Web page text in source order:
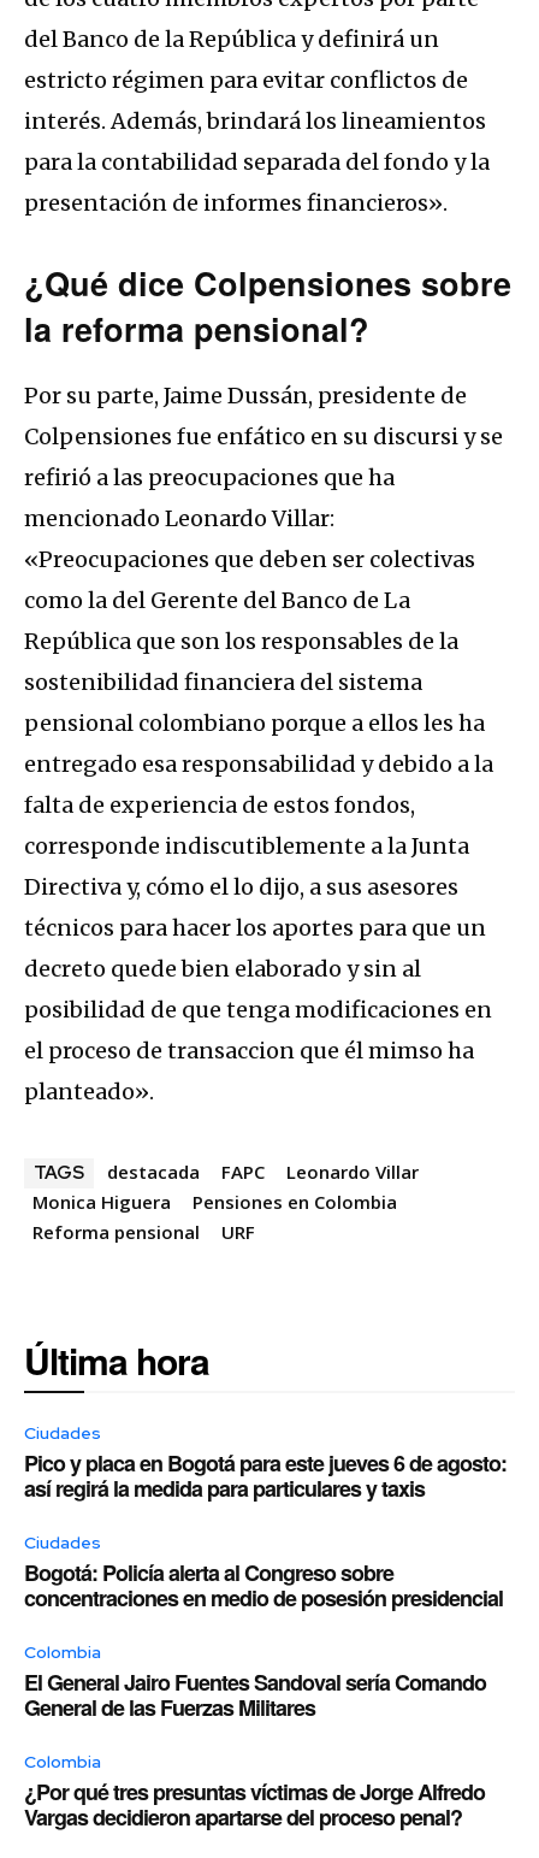
del Banco de la República y definirá un
estricto régimen para evitar conflictos de
interés. Además, brindará los lineamientos
para la contabilidad separada del fondo y la
presentación de informes financieros».
¿Qué dice Colpensiones sobre
la reforma pensional?
Por su parte, Jaime Dussán, presidente de
Colpensiones fue enfático en su discursi y se
refirió a las preocupaciones que ha
mencionado Leonardo Villar:
«Preocupaciones que deben ser colectivas
como la del Gerente del Banco de La
República que son los responsables de la
sostenibilidad financiera del sistema
pensional colombiano porque a ellos les ha
entregado esa responsabilidad y debido a la
falta de experiencia de estos fondos,
corresponde indiscutiblemente a la Junta
Directiva y, cómo el lo dijo, a sus asesores
técnicos para hacer los aportes para que un
decreto quede bien elaborado y sin al
posibilidad de que tenga modificaciones en
el proceso de transaccion que él mimso ha
planteado».
TAGS destacada FAPC
Leonardo Villar
Monica Higuera
Pensiones en Colombia
Reforma pensional
URF
Última hora
Ciudades
Pico y placa en Bogotá para este jueves 6 de agosto:
así regirá la medida para particulares y taxis
Ciudades
Bogotá: Policía alerta al Congreso sobre
concentraciones en medio de posesión presidencial
Colombia
El General Jairo Fuentes Sandoval sería Comando
General de las Fuerzas Militares
Colombia
¿Por qué tres presuntas víctimas de Jorge Alfredo
Vargas decidieron apartarse del proceso penal?